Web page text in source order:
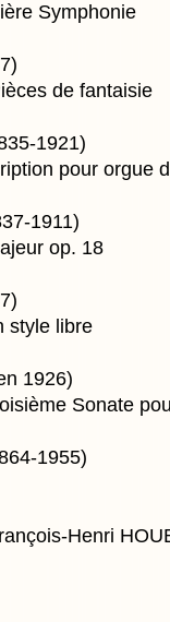
Symphonie
de fantaisie
1921)
pour orgue
1911)
op. 18
style libre
1926)
Sonate
1955)
Henri